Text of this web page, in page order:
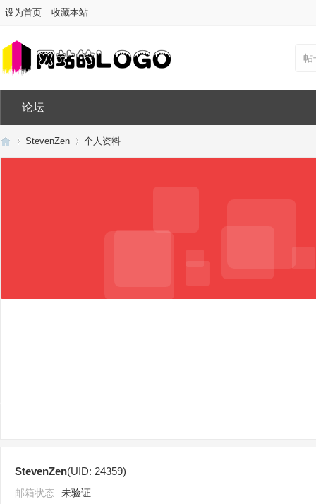
设为首页 收藏本站
帖
论坛
StevenZen 个人资料
StevenZen(UID: 24359)
邮箱状态 未验证